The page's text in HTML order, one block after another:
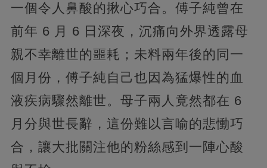
一個令人鼻酸的揪心巧合。傅子純曾在
前年 6 月 6 日深夜，沉痛向外界透露母
親不幸離世的噩耗；未料兩年後的同一
個月份，傅子純自己也因為猛爆性的血
液疾病驟然離世。母子兩人竟然都在 6
月分與世長辭，這份難以言喻的悲慟巧
合，讓大批關注他的粉絲感到一陣心酸